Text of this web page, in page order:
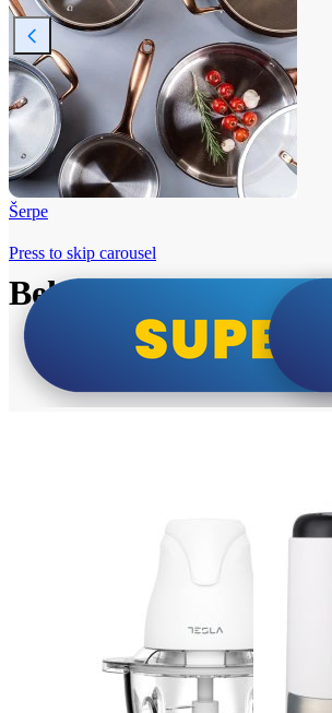
Šerpe
Beko i Tesla super cene
Press to skip carousel